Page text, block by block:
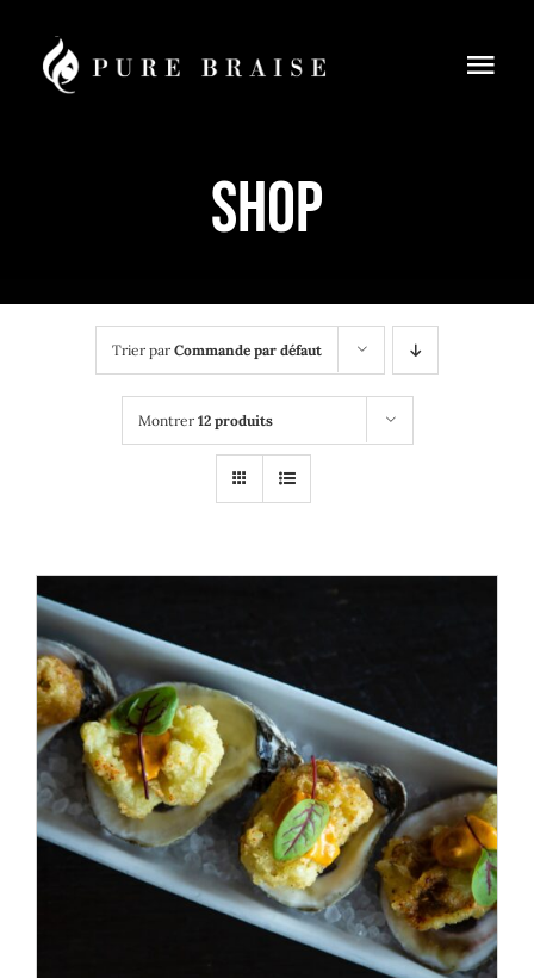
contenu
Cours de cuisine
Shop
Trier par Commande par défaut
Montrer 12 produits
ADD TO CART / DÉTAILS